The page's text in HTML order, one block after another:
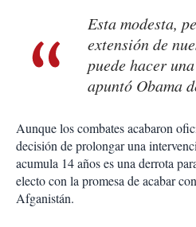
Esta modesta,
extensión de
puede hacer
apuntó Obama
Aunque los combates acabaron
decisión de prolongar una
acumula 14 años es una derrota
electo con la promesa de acabar
Afganistán.